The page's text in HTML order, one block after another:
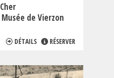
Cher
Musée de Vierzon
DÉTAILS RÉSERVER